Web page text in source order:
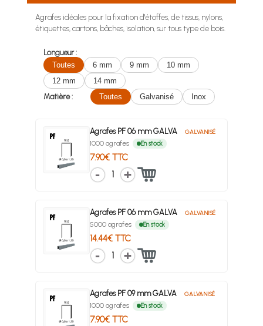
Agrafes idéales pour la fixation d'étoffes, de tissus, nylons,
étiquettes, cartons, bâches, isolation, sur tous type de bois.
Longueur :
Toutes
6 mm 9 mm
10 mm
12 mm
14 mm
Matière :
Toutes Galvanisé Inox
Agrafes PF 06 mm GALVA GALVANISÉ
1000 agrafes En stock
7.90€ TTC
1
Agrafes PF 06 mm GALVA GALVANISÉ
5000 agrafes En stock
14.44€ TTC
1
Agrafes PF 09 mm GALVA GALVANISÉ
1000 agrafes En stock
7.90€ TTC